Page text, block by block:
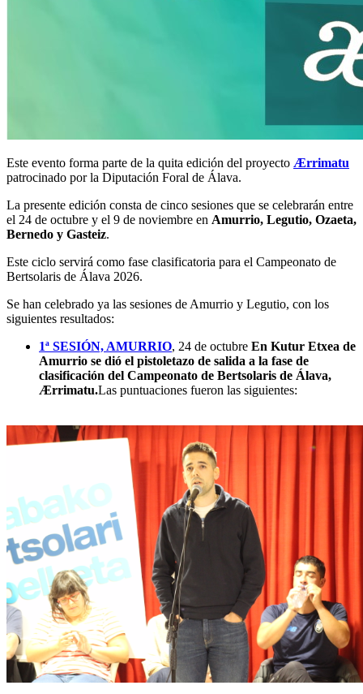
Este evento forma parte de la quita edición del proyecto Ærrimatu
patrocinado por la Diputación Foral de Álava.
La presente edición consta de cinco sesiones que se celebrarán entre
el 24 de octubre y el 9 de noviembre en Amurrio, Legutio, Ozaeta,
Bernedo y Gasteiz.
Este ciclo servirá como fase clasificatoria para el Campeonato de
Bertsolaris de Álava 2026.
Se han celebrado ya las sesiones de Amurrio y Legutio, con los
siguientes resultados:
1ª SESIÓN, AMURRIO, 24 de octubre En Kutur Etxea de
Amurrio se dió el pistoletazo de salida a la fase de
clasificación del Campeonato de Bertsolaris de Álava,
Ærrimatu.Las puntuaciones fueron las siguientes: